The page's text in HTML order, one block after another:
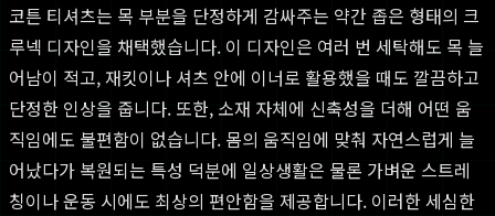
코튼 티셔츠는 목 부분을 단정하게 감싸주는 약간 좁은 형태의 크
루넥 디자인을 채택했습니다. 이 디자인은 여러 번 세탁해도 목 늘
어남이 적고, 재킷이나 셔츠 안에 이너로 활용했을 때도 깔끔하고
단정한 인상을 줍니다. 또한, 소재 자체에 신축성을 더해 어떤 움
직임에도 불편함이 없습니다. 몸의 움직임에 맞춰 자연스럽게 늘
어났다가 복원되는 특성 덕분에 일상생활은 물론 가벼운 스트레
칭이나 운동 시에도 최상의 편안함을 제공합니다. 이러한 세심한